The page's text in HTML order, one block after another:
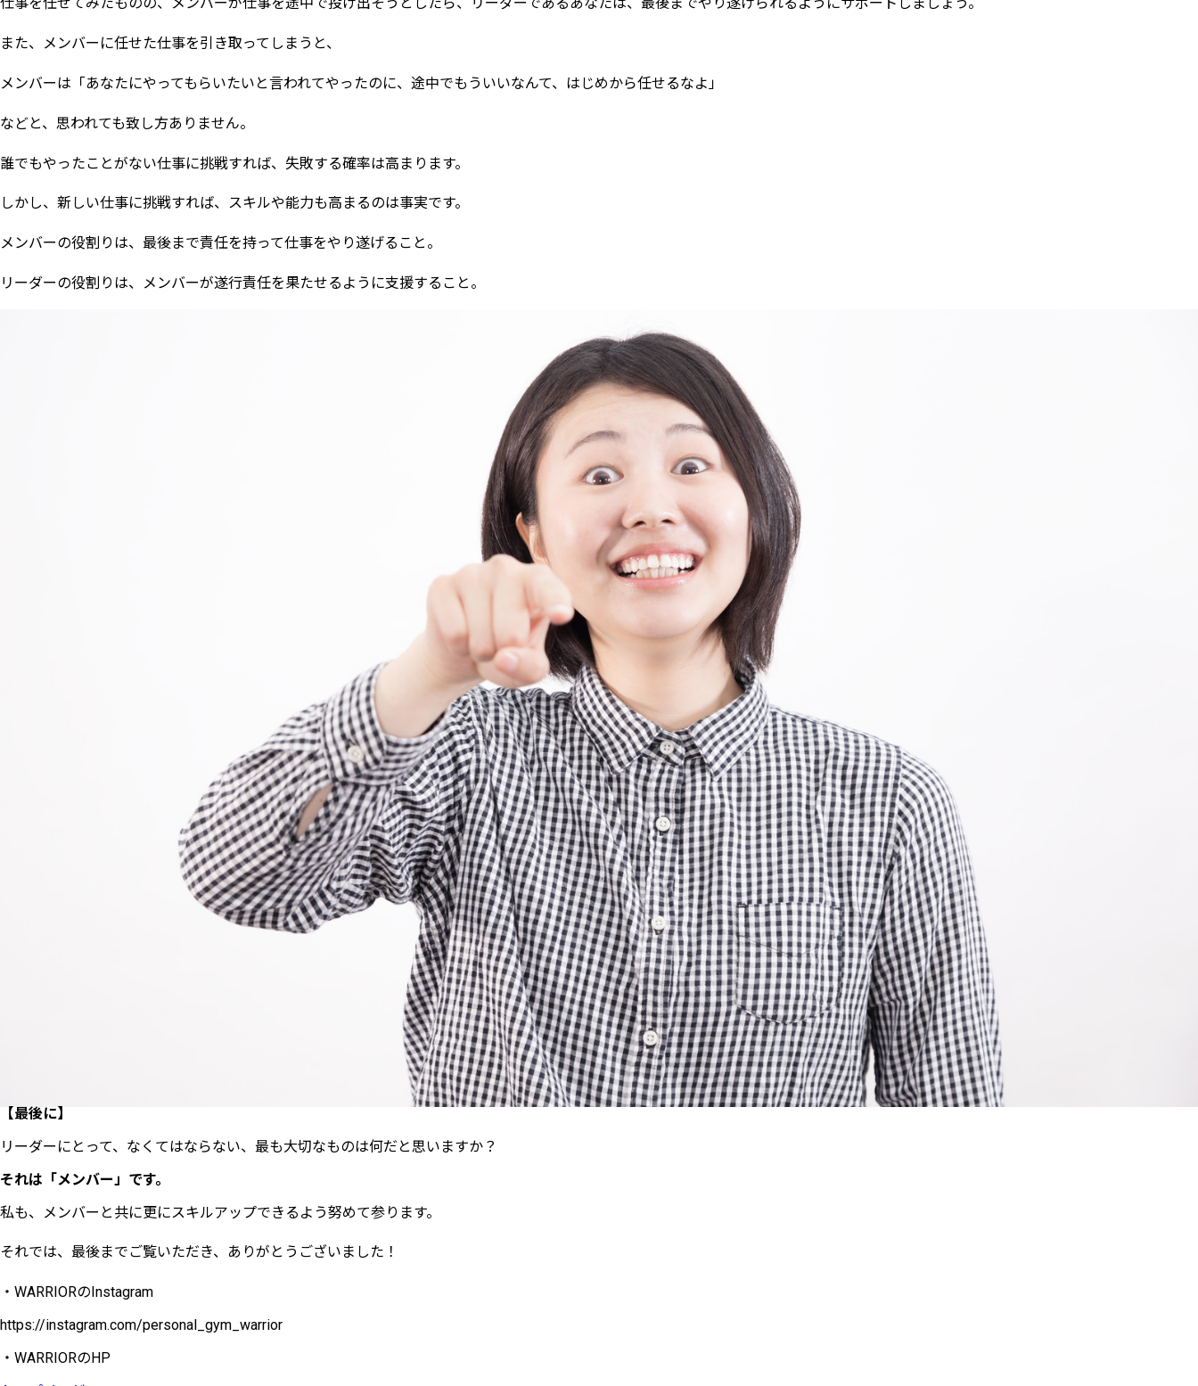
仕事を任せてみたものの、メンバーが仕事を途中で投げ出そうとしたら、リーダーであるあなたは、最後までやり遂げられるようにサポートしましょう。
また、メンバーに任せた仕事を引き取ってしまうと、
メンバーは「あなたにやってもらいたいと言われてやったのに、途中でもういいなんて、はじめから任せるなよ」
などと、思われても致し方ありません。
誰でもやったことがない仕事に挑戦すれば、失敗する確率は高まります。
しかし、新しい仕事に挑戦すれば、スキルや能力も高まるのは事実です。
メンバーの役割りは、最後まで責任を持って仕事をやり遂げること。
リーダーの役割りは、メンバーが遂行責任を果たせるように支援すること。
【最後に】
リーダーにとって、なくてはならない、最も大切なものは何だと思いますか？
それは「メンバー」です。
私も、メンバーと共に更にスキルアップできるよう努めて参ります。
それでは、最後までご覧いただき、ありがとうございました！
・ WARRIORの Instagram
https://instagram.com/personal_gym_warrior
・ WARRIORのHP